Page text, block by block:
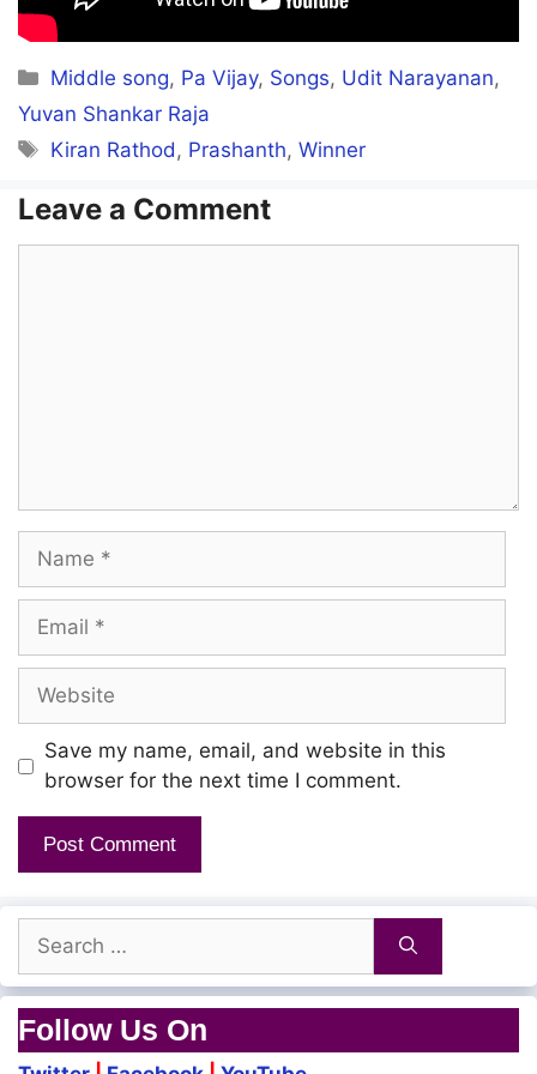
Sattendru naan vizhundhen
Oru kanno!
En vizhiyai keeriyadhae
Maru kanno!
En nenjil ooriyadhae
Hoo ooo… hoo ooo….
Hoo ooo… hoo ooo….
Endhan uyir thozhiyae
Kann thirandhu paarthaai
Kaadhalai naan unarndhen
Netri mudi orathil
Sattendru naan vizhundhen
Un netri suzhiyil sikki
Un kanna kuzhiyil vikki nindren
Categories
Middle song, Pa Vijay, Songs, Udit Narayanan,
Yuvan Shankar Raja
Tags
Kiran Rathod, Prashanth,Winner
Leave a Comment
Name
Email
Website
Save my name, email, and website in this
browser for the next time I comment.
Search
for:
Follow Us On